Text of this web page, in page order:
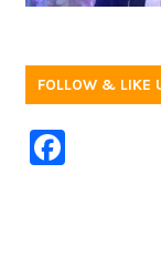
FOLLOW & LIKE
F